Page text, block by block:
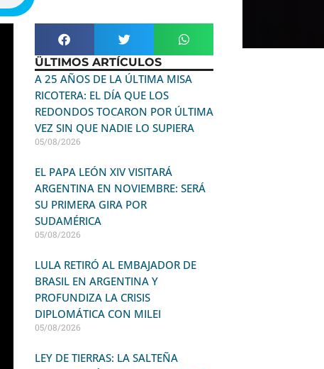
ÜLTIMOS ARTÍCULOS
A 25 AÑOS DE LA ÚLTIMA MISA
RICOTERA: EL DÍA QUE LOS
REDONDOS TOCARON POR ÚLTIMA
VEZ SIN QUE NADIE LO SUPIERA
05/08/2026
EL PAPA LEÓN XIV VISITARÁ
ARGENTINA EN NOVIEMBRE: SERÁ
SU PRIMERA GIRA POR
SUDAMÉRICA
05/08/2026
LULA RETIRÓ AL EMBAJADOR DE
BRASIL EN ARGENTINA Y
PROFUNDIZA LA CRISIS
DIPLOMÁTICA CON MILEI
05/08/2026
LEY DE TIERRAS: LA SALTEÑA